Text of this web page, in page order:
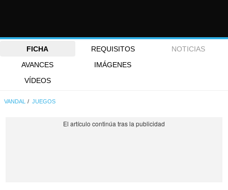
FICHA REQUISITOS
NOTICIAS
AVANCES
IMÁGENES
VÍDEOS
VANDAL JUEGOS